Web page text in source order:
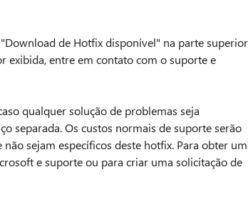
de Hotfix disponível" na parte superior
exibida, entre em contato com o suporte e
qualquer solução de problemas seja
separada. Os custos normais de suporte serão
sejam específicos deste hotfix. Para obter
e suporte ou para criar uma solicitação de